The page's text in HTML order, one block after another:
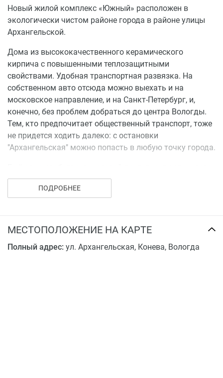
Новый жилой комплекс «Южный» расположен в
экологически чистом районе города в районе улицы
Архангельской.
Дома из высококачественного керамического
кирпича с повышенными теплозащитными
свойствами. Удобная транспортная развязка. На
собственном авто отсюда можно выехать и на
московское направление, и на Санкт-Петербург, и,
конечно, без проблем добраться до центра Вологды.
Тем, кто предпочитает общественный транспорт, тоже
не придется ходить далеко: с остановки
"Архангельская" можно попасть в любую точку города.
комплекса «Южный» находятся школы и детские сады.
Дома будут оборудованы специальными
Жильцы жилого комплекса «Южный» смогут создать
ПОДРОБНЕЕ
МЕСТОПОЛОЖЕНИЕ НА КАРТЕ
Полный адрес: ул. Архангельская, Конева, Вологда